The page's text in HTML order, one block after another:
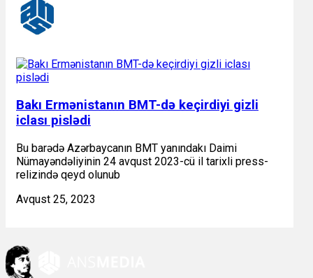
Bakı Ermənistanın BMT-də keçirdiyi gizli
iclası pislədi
Bu barədə Azərbaycanın BMT yanındakı Daimi
Nümayəndəliyinin 24 avqust 2023-cü il tarixli press-
relizində qeyd olunub
Avqust 25, 2023